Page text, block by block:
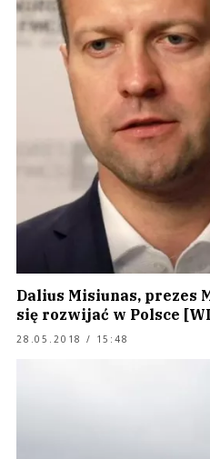
Dalius Misiunas, prezes
się rozwijać w Polsce
28.05.2018 / 15:48